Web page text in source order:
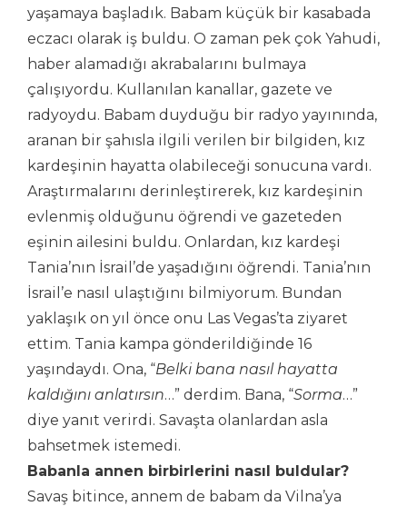
yaşamaya başladık. Babam küçük bir kasabada
eczacı olarak iş buldu. O zaman pek çok Yahudi,
haber alamadığı akrabalarını bulmaya
çalışıyordu. Kullanılan kanallar, gazete ve
radyoydu. Babam duyduğu bir radyo yayınında,
aranan bir şahısla ilgili verilen bir bilgiden, kız
kardeşinin hayatta olabileceği sonucuna vardı.
Araştırmalarını derinleştirerek, kız kardeşinin
evlenmiş olduğunu öğrendi ve gazeteden
eşinin ailesini buldu. Onlardan, kız kardeşi
Tania’nın İsrail’de yaşadığını öğrendi. Tania’nın
İsrail’e nasıl ulaştığını bilmiyorum. Bundan
yaklaşık on yıl önce onu Las Vegas’ta ziyaret
ettim. Tania kampa gönderildiğinde 16
yaşındaydı. Ona, “Belki bana nasıl hayatta
kaldığını anlatırsın…” derdim. Bana, “Sorma…”
diye yanıt verirdi. Savaşta olanlardan asla
bahsetmek istemedi.
Babanla annen birbirlerini nasıl buldular?
Savaş bitince, annem de babam da Vilna’ya